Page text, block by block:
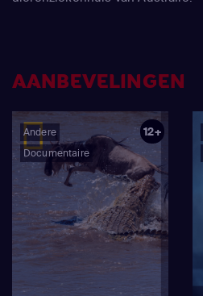
AANBEVELINGEN
Andere
Documentaire
12+